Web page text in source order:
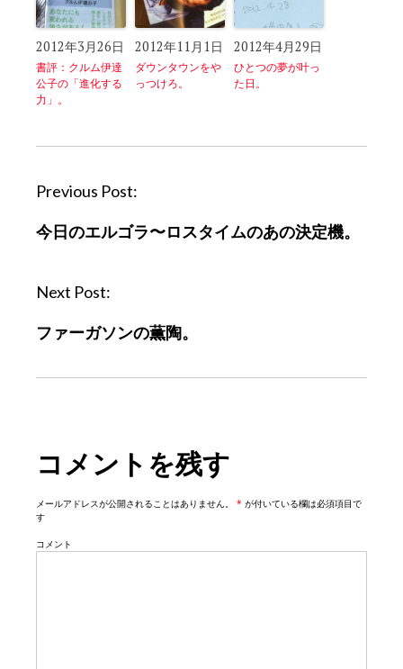
2012年3月26日
書評：クルム伊達
公子の「進化する
力」。
2012年11月1日
ダウンタウンをや
っつけろ。
2012年4月29日
ひとつの夢が叶っ
た日。
P
s
n
v
n
Previous Post:
今日のエルゴラ〜ロスタイムのあの決定機。
Next Post:
ファーガソンの薫陶。
コメントを残す
メールアドレスが公開されることはありません。 * が付いている欄は必須項目で
す
コメント